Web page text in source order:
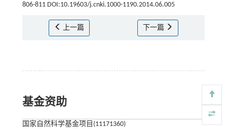
806-811 DOI:10.19603/j.cnki.1000-1190.2014.06.005
上一篇 下一篇
基金资助
国家自然科学基金项目(11171360)